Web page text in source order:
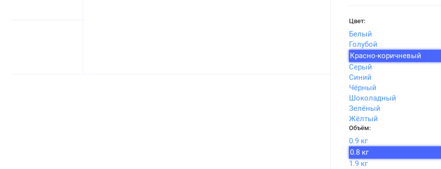
Цвет:
Белый
Голубой
Красно-коричневый
Серый
Синий
Чёрный
Шоколадный
Зелёный
Жёлтый
Объём:
0.9 кг
0.8 кг
1.9 кг